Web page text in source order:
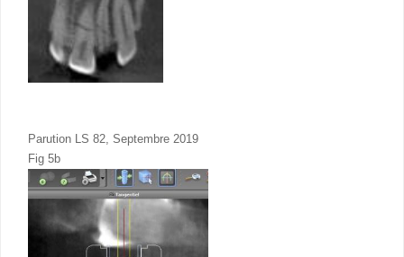
Parution LS 82, Septembre 2019
Fig 5b